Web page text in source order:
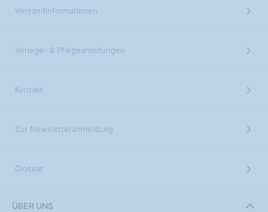
Versandinformationen
Verlege- & Pflegeanleitungen
Kontakt
Zur Newsletteranmeldung
Glossar
ÜBER UNS